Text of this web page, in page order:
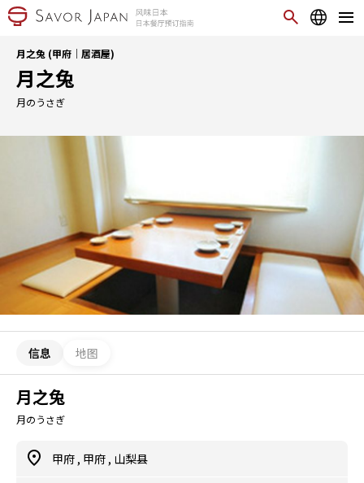
月之兔 (甲府｜居酒屋)
月之兔
月のうさぎ
信息 地图
月之兔
月のうさぎ
甲府 , 甲府 , 山梨县